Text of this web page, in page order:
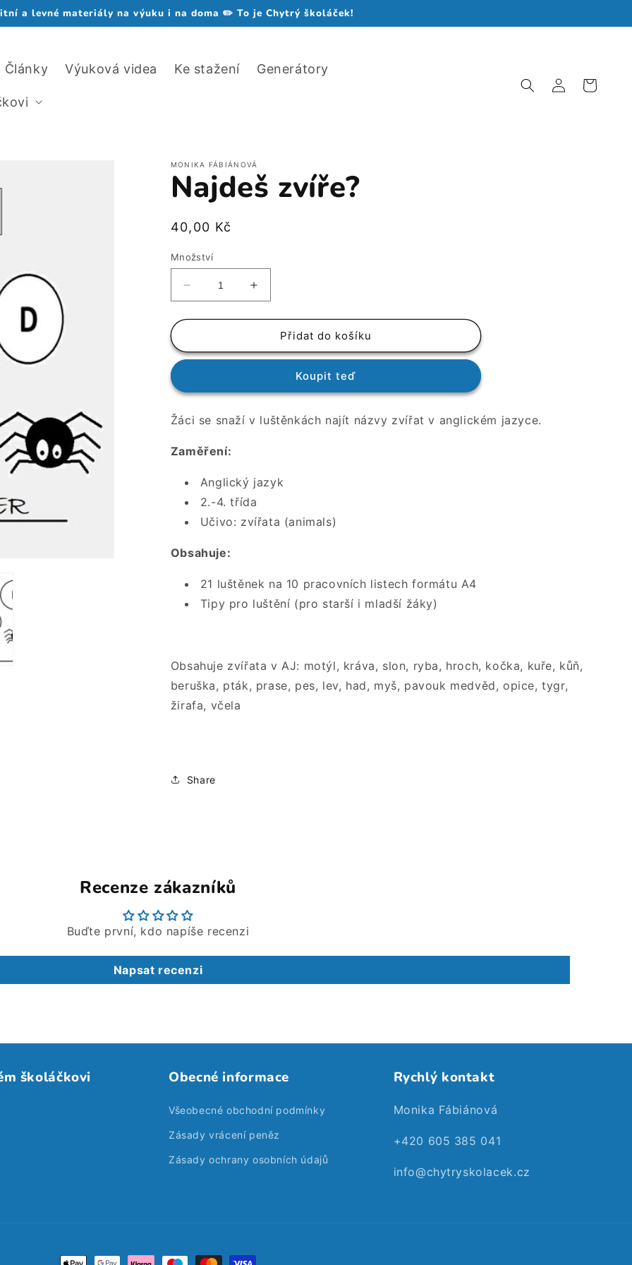
a levné materiály na výuku i na doma ✏️ To je Chytrý školáček!
Články Výuková videa Ke stažení Generátory
Přihlásit
Košík
MONIKA FÁBIÁNOVÁ
Najdeš zvíře?
Běžná
40,00 Kč
Množství
množství
produktu
zvíře?
Zvýšit
množství
produktu
Najdeš
zvíře?
Přidat do košíku
Koupit teď
Žáci se snaží v luštěnkách najít názvy zvířat v anglickém jazyce.
Zaměření:
Anglický jazyk
2.-4. třída
Učivo: zvířata (animals)
Obsahuje:
21 luštěnek na 10 pracovních listech formátu A4
Tipy pro luštění (pro starší i mladší žáky)
Obsahuje zvířata v AJ: motýl, kráva, slon, ryba, hroch, kočka, kuře, kůň,
beruška, pták, prase, pes, lev, had, myš, pavouk medvěd, opice, tygr,
žirafa, včela
Share
Recenze zákazníků
Buďte první, kdo napíše recenzi
Napsat recenzi
školáčkovi Obecné informace
Všeobecné obchodní podmínky
Zásady vrácení peněz
Zásady ochrany osobních údajů
Rychlý kontakt
Monika Fábiánová
+420 605 385 041
info@chytryskolacek.cz